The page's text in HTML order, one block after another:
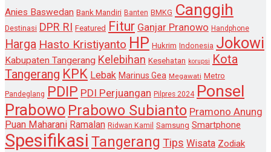
Anies Baswedan Bank Mandiri Banten BMKG Canggih
Destinasi DPR RI Featured Fitur Ganjar Pranowo Handphone
Harga Hasto Kristiyanto HP Hukrim Indonesia Jokowi
Kabupaten Tangerang Kelebihan Kesehatan korupsi Kota
Tangerang KPK Lebak Marinus Gea Megawati Metro
Pandeglang PDIP PDI Perjuangan Pilpres 2024 Ponsel
Prabowo Prabowo Subianto Pramono Anung
Puan Maharani Ramalan Ridwan Kamil Samsung Smartphone
Spesifikasi Tangerang Tips Wisata Zodiak